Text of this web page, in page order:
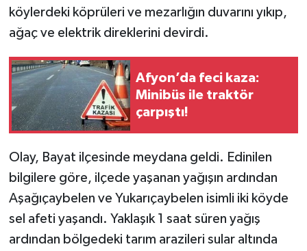
köylerdeki köprüleri ve mezarlığın duvarını yıkıp,
ağaç ve elektrik direklerini devirdi.
Afyon’da feci kaza:
Minibüs ile traktör
çarpıştı!
Olay, Bayat ilçesinde meydana geldi. Edinilen
bilgilere göre, ilçede yaşanan yağışın ardından
Aşağıçaybelen ve Yukarıçaybelen isimli iki köyde
sel afeti yaşandı. Yaklaşık 1 saat süren yağış
ardından bölgedeki tarım arazileri sular altında